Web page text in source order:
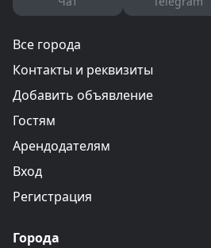
Все города
Контакты и реквизиты
Добавить объявление
Гостям
Арендодателям
Вход
Регистрация
Города